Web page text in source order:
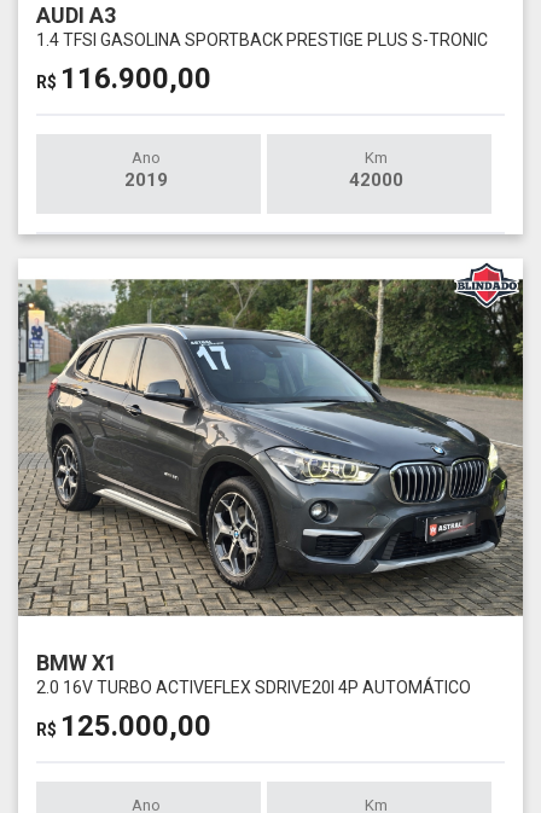
AUDI A3
1.4 TFSI GASOLINA SPORTBACK PRESTIGE PLUS S-TRONIC
R$ 116.900,00
Ano
2019
Km
42000
BMW X1
2.0 16V TURBO ACTIVEFLEX SDRIVE20I 4P AUTOMÁTICO
R$ 125.000,00
Ano Km